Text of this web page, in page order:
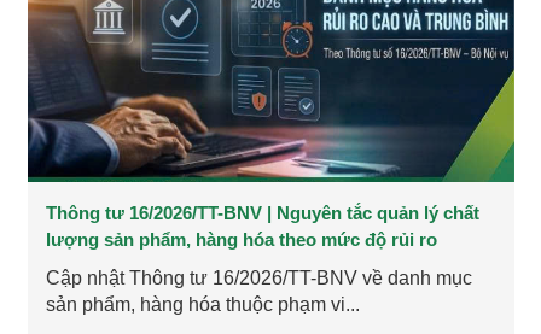
Thông tư 16/2026/TT-BNV | Nguyên tắc quản lý chất
lượng sản phẩm, hàng hóa theo mức độ rủi ro
Cập nhật Thông tư 16/2026/TT-BNV về danh mục
sản phẩm, hàng hóa thuộc phạm vi...